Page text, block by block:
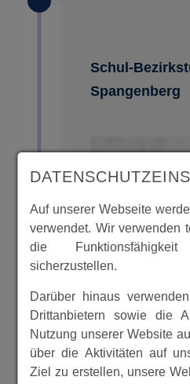
Schul-
Spangenberg
Im Juli 1950
Schul-
Schulen des
Auf unserer Webseite
verwendet. Wir verwenden
die
sicherzustellen.
Darüber hinaus
Drittanbietern sowie die
Nutzung unserer Website
über die Aktivitäten auf
Ziel zu erstellen, unsere